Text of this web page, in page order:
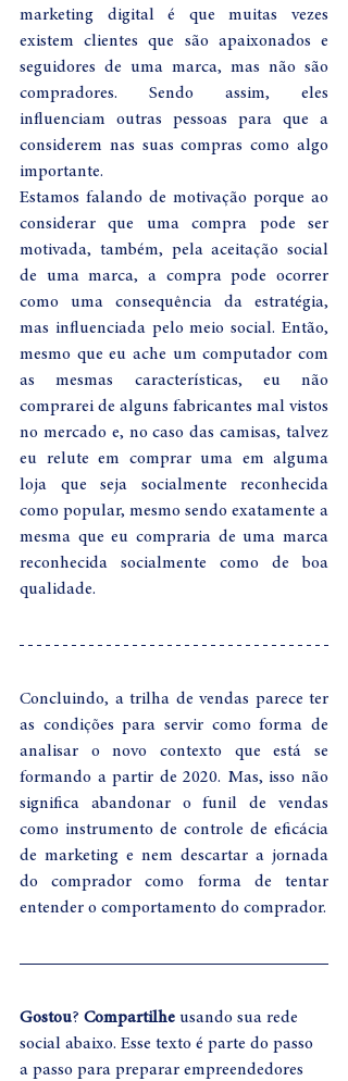
marketing digital é que muitas vezes
existem clientes que são apaixonados e
seguidores de uma marca, mas não são
compradores. Sendo assim, eles
influenciam outras pessoas para que a
considerem nas suas compras como algo
importante.
Estamos falando de motivação porque ao
considerar que uma compra pode ser
motivada, também, pela aceitação social
de uma marca, a compra pode ocorrer
como uma consequência da estratégia,
mas influenciada pelo meio social. Então,
mesmo que eu ache um computador com
as mesmas características, eu não
comprarei de alguns fabricantes mal vistos
no mercado e, no caso das camisas, talvez
eu relute em comprar uma em alguma
loja que seja socialmente reconhecida
como popular, mesmo sendo exatamente a
mesma que eu compraria de uma marca
reconhecida socialmente como de boa
qualidade.
Concluindo, a trilha de vendas parece ter
as condições para servir como forma de
analisar o novo contexto que está se
formando a partir de 2020. Mas, isso não
significa abandonar o funil de vendas
como instrumento de controle de eficácia
de marketing e nem descartar a jornada
do comprador como forma de tentar
entender o comportamento do comprador.
Gostou? Compartilhe usando sua rede
social abaixo. Esse texto é parte do passo
a passo para preparar empreendedores